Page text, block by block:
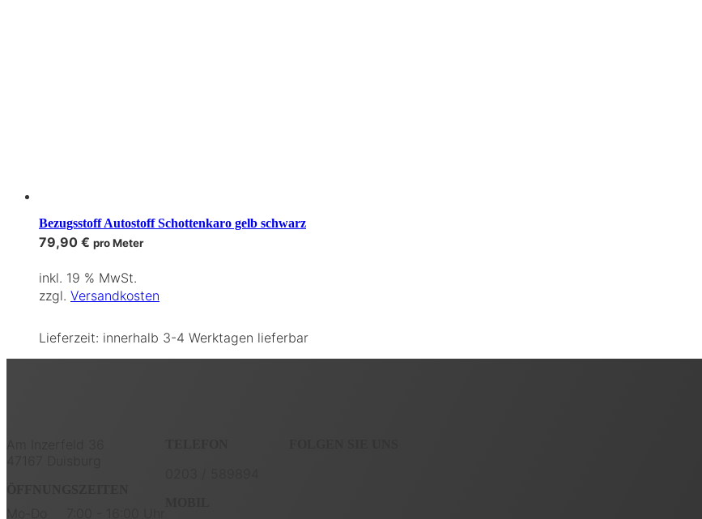
Bezugsstoff Autostoff Schottenkaro gelb schwarz
79,90 € pro Meter
inkl. 19 % MwSt.
zzgl. Versandkosten
Lieferzeit: innerhalb 3-4 Werktagen lieferbar